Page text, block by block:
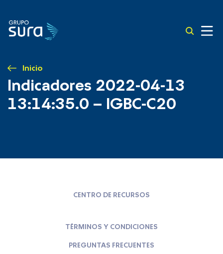
Inicio
Indicadores 2022-04-13
13:14:35.0 – IGBC-C20
CENTRO DE RECURSOS
TÉRMINOS Y CONDICIONES
PREGUNTAS FRECUENTES